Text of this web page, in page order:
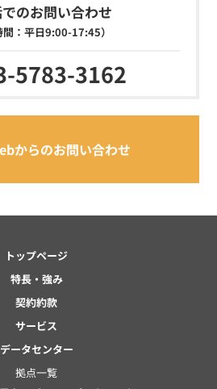
のお問い合わせ
間：平日9:00-17:45）
5783-3162
からのお問い合わせ
トップページ
特長・強み
契約約款
サービス
データセンター
拠点一覧